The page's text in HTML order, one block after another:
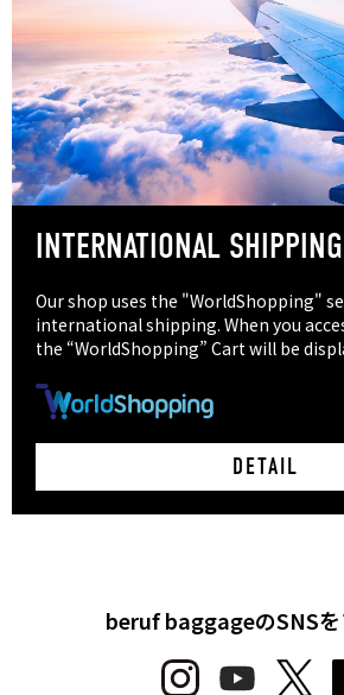
INTERNATIONAL SHIPPING
Our shop uses the "WorldShopping"
international shipping. When you
the “WorldShopping” Cart will be
DETAIL
beruf baggageのSNSを